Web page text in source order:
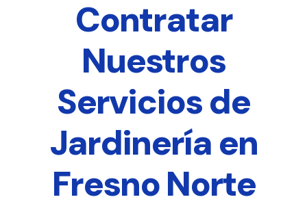
Contratar
Nuestros
Servicios de
Jardinería en
Fresno Norte